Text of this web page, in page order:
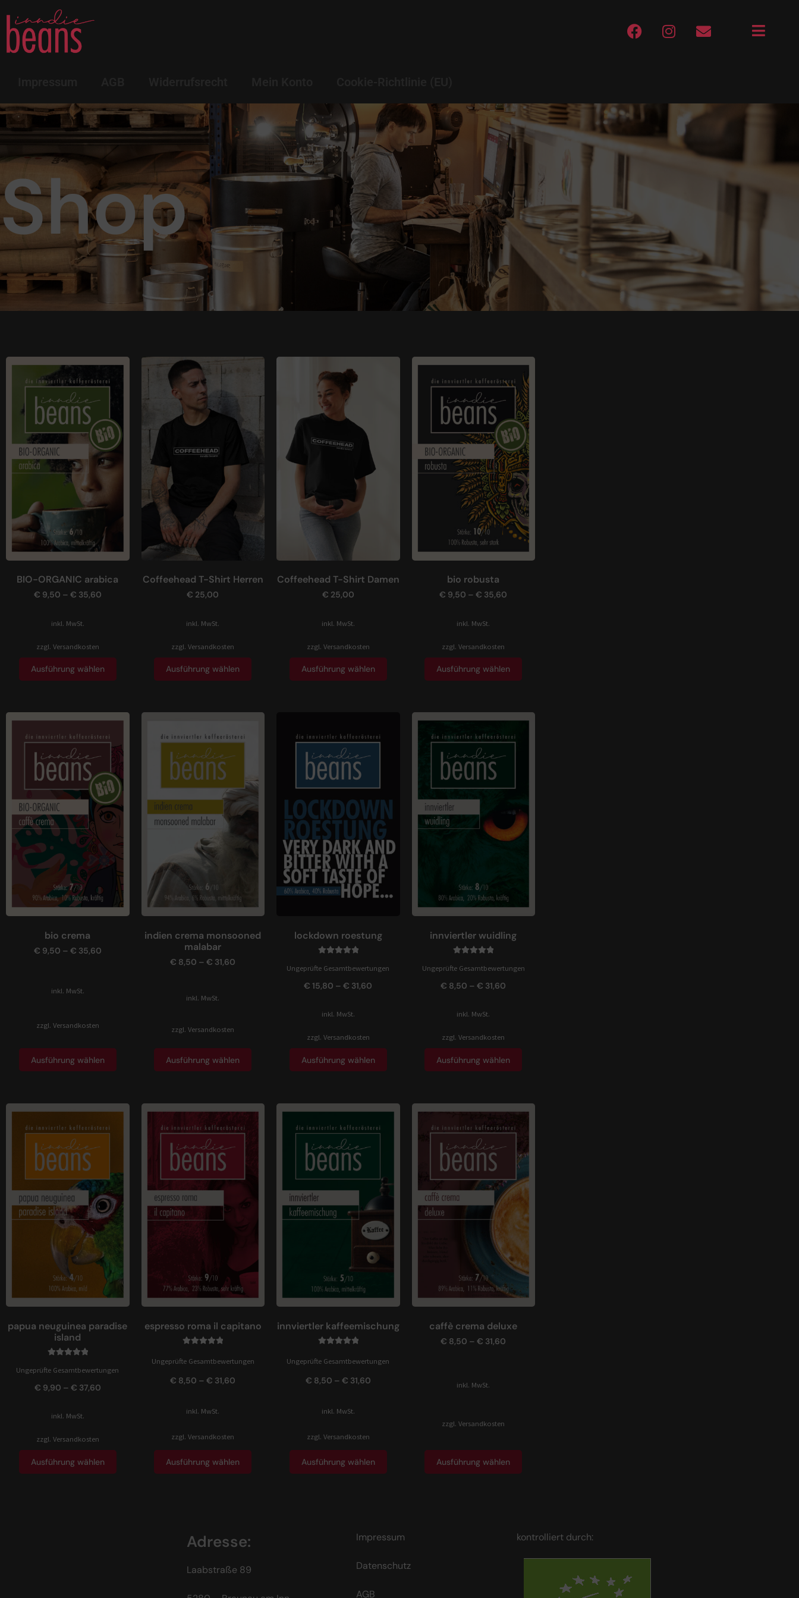
Shop
BIO-ORGANIC arabica
€ 9,50 – € 35,60
inkl. MwSt.
zzgl. Versandkosten
Ausführung wählen
Coffeehead T-Shirt Herren
€ 25,00
inkl. MwSt.
zzgl.Versandkosten
Ausführung wählen
Coffeehead T-Shirt Damen
€ 25,00
inkl. MwSt.
zzgl. Versandkosten
Ausführung wählen
bio robusta
€ 9,50 –€ 35,60
inkl. MwSt.
zzgl.Versandkosten
Ausführung wählen
bio crema
€ 9,50 – € 35,60
inkl. MwSt.
zzgl. Versandkosten
Ausführung wählen
indien crema monsooned
malabar
€ 8,50 –€ 31,60
inkl. MwSt.
zzgl.Versandkosten
Ausführung wählen
lockdown roestung
5.00von 5
Ungeprüfte Gesamtbewertungen
€ 15,80 –€ 31,60
inkl. MwSt.
zzgl. Versandkosten
Ausführung wählen
innviertler wuidling
5.00von 5
Ungeprüfte Gesamtbewertungen
€ 8,50 –€ 31,60
inkl. MwSt.
zzgl.Versandkosten
Ausführung wählen
papua neuguinea paradise
island
5.00von 5
Ungeprüfte Gesamtbewertungen
€ 9,90 – € 37,60
inkl. MwSt.
zzgl. Versandkosten
Ausführung wählen
espresso roma il capitano
5.00von 5
Ungeprüfte Gesamtbewertungen
€ 8,50 –€ 31,60
inkl. MwSt.
zzgl.Versandkosten
Ausführung wählen
innviertler kaffeemischung
5.00von 5
Ungeprüfte Gesamtbewertungen
€ 8,50 – € 31,60
inkl. MwSt.
zzgl. Versandkosten
Ausführung wählen
caffè crema deluxe
€ 8,50 –€ 31,60
inkl. MwSt.
zzgl.Versandkosten
Ausführung wählen
Adresse:
Laabstraße 89
Impressum
Datenschutz
AGB
kontrolliert durch: